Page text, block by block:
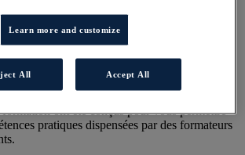
ont été conçus pour vous permettre
pratiques dispensées par des formateurs
Learn more and customize
All Accept All